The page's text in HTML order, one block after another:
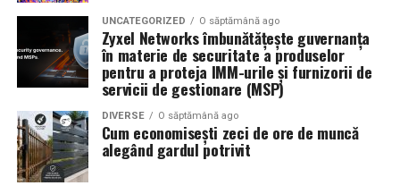
UNCATEGORIZED O săptămână ago
Zyxel Networks îmbunătățește guvernanța
în materie de securitate a produselor
pentru a proteja IMM-urile și furnizorii de
servicii de gestionare (MSP)
DIVERSE O săptămână ago
Cum economisești zeci de ore de muncă
alegând gardul potrivit